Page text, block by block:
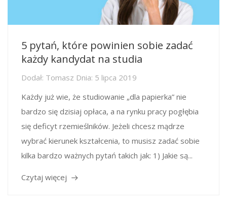
5 pytań, które powinien sobie zadać
każdy kandydat na studia
Dodał: Tomasz Dnia: 5 lipca 2019
Każdy już wie, że studiowanie „dla papierka” nie
bardzo się dzisiaj opłaca, a na rynku pracy pogłębia
się deficyt rzemieślników. Jeżeli chcesz mądrze
wybrać kierunek kształcenia, to musisz zadać sobie
kilka bardzo ważnych pytań takich jak: 1) Jakie są...
Czytaj więcej